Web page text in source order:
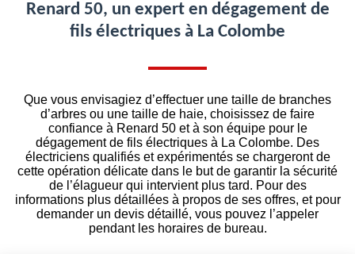
Renard 50, un expert en dégagement de
fils électriques à La Colombe
Que vous envisagiez d’effectuer une taille de branches
d’arbres ou une taille de haie, choisissez de faire
confiance à Renard 50 et à son équipe pour le
dégagement de fils électriques à La Colombe. Des
électriciens qualifiés et expérimentés se chargeront de
cette opération délicate dans le but de garantir la sécurité
de l’élagueur qui intervient plus tard. Pour des
informations plus détaillées à propos de ses offres, et pour
demander un devis détaillé, vous pouvez l’appeler
pendant les horaires de bureau.